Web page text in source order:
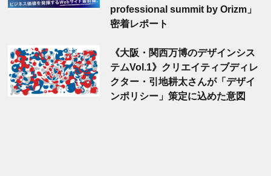
professional summit by Orizm」
密着レポート
《大阪・関西万博のデザインシス
テムVol.1》クリエイティブディレ
クター・引地耕太さんが「デザイ
ンポリシー」策定に込めた意図